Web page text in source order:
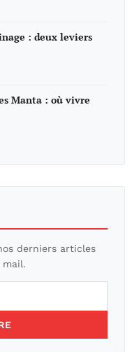
: deux leviers
Manta : où vivre
derniers articles